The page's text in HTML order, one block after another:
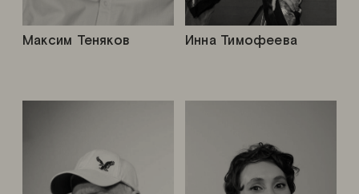
Инна Тимофеева
Максим Теняков